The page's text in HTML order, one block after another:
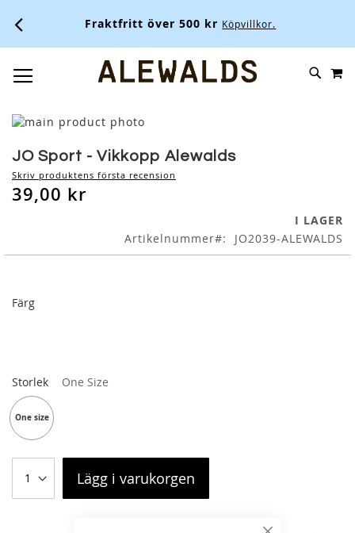
Fraktfritt över 500 kr Köpvillkor.
SKIP
Skip
the
end
of
the
to
the
beginning
of
JO Sport - Vikkopp Alewalds
Skriv produktens första recension
39,00 kr
I LAGER
Artikelnummer
JO2039-ALEWALDS
Färg
Storlek One Size
One size
Lägg i varukorgen